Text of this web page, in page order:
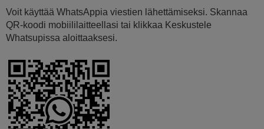
Voit käyttää WhatsAppia viestien lähettämiseksi. Skannaa
QR-koodi mobiililaitteellasi tai klikkaa Keskustele
Whatsupissa aloittaaksesi.